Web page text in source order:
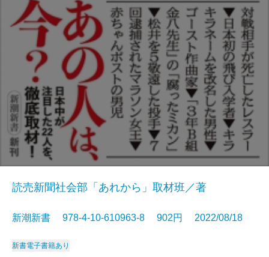
読売新聞社会部「あれから」取材班／著
新潮新書 978-4-10-610963-8 902円 2022/08/18
新書電子書籍あり